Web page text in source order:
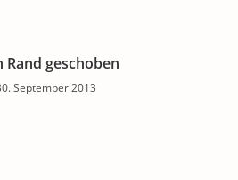
Rand geschoben
September 2013